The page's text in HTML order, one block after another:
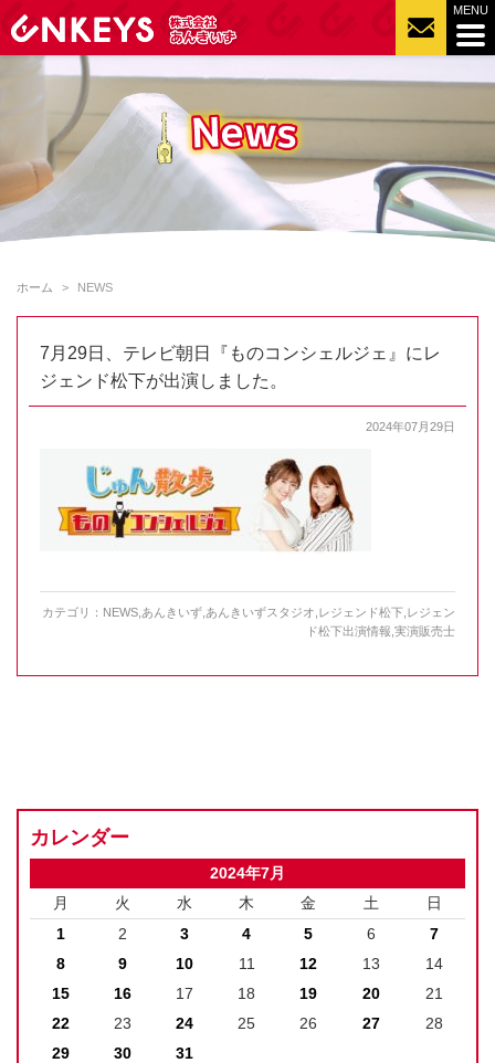
ホーム NEWS
7月29日、テレビ朝日『ものコンシェルジェ』にレ
ジェンド松下が出演しました。
2024年07月29日
カテゴリ： NEWS あんきいず あんきいずスタジオ レジェンド松下 レジェン
ド松下出演情報 実演販売士
カレンダー
2024年7月
月
火 水 木 金 土 日
1 2 3 4 5 6
7
8
9 10 11 12 13
14
15
16 17 18 19 20
21
22
23 24 25 26 27
28
29
30 31